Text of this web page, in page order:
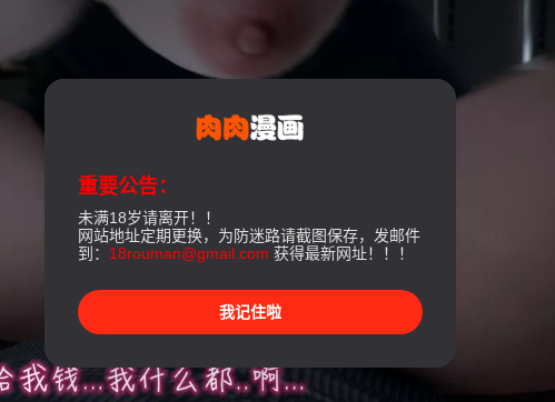
重要公告：
未满18岁请离开！！
网站地址定期更换，为防迷路请截图保存，发邮件
到： 18rouman@gmail.com 获得最新网址！！！
我记住啦